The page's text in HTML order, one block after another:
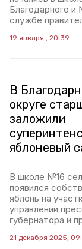
Благодарного
службе
19 января , 20:39
В
округе
заложили
яблоневый
В школе №16
появился
яблонь на
управлении
губернатора и
21 декабря 2025,